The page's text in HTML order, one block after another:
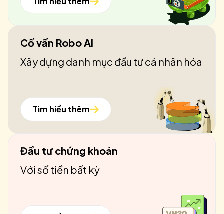
Cố vấn Robo AI
Xây dựng danh mục đầu tư cá nhân hóa
Tìm hiểu thêm
Đầu tư chứng khoán
Với số tiền bất kỳ